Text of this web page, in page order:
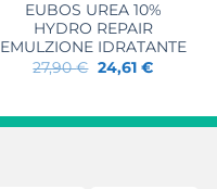
EUBOS UREA 10%
HYDRO REPAIR
EMULZIONE IDRATANTE
27,90€ Il
prezzo
24,61 €Il